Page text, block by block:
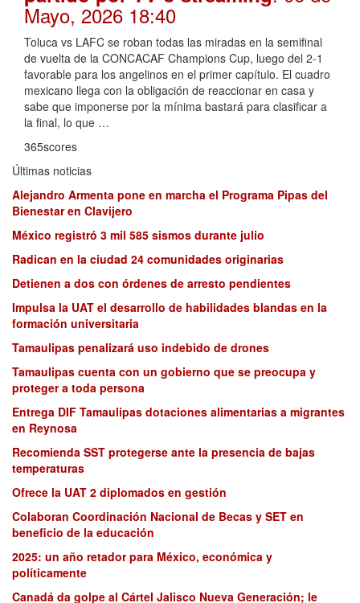
Mayo, 2026 18:40
Toluca vs LAFC se roban todas las miradas en la semifinal
de vuelta de la CONCACAF Champions Cup, luego del 2-1
favorable para los angelinos en el primer capítulo. El cuadro
mexicano llega con la obligación de reaccionar en casa y
sabe que imponerse por la mínima bastará para clasificar a
la final, lo que …
365scores
Últimas noticias
Alejandro Armenta pone en marcha el Programa Pipas del
Bienestar en Clavijero
México registró 3 mil 585 sismos durante julio
Radican en la ciudad 24 comunidades originarias
Detienen a dos con órdenes de arresto pendientes
Impulsa la UAT el desarrollo de habilidades blandas en la
formación universitaria
Tamaulipas penalizará uso indebido de drones
Tamaulipas cuenta con un gobierno que se preocupa y
proteger a toda persona
Entrega DIF Tamaulipas dotaciones alimentarias a migrantes
en Reynosa
Recomienda SST protegerse ante la presencia de bajas
temperaturas
Ofrece la UAT 2 diplomados en gestión
Colaboran Coordinación Nacional de Becas y SET en
beneficio de la educación
2025: un año retador para México, económica y
políticamente
Canadá da golpe al Cártel Jalisco Nueva Generación; le